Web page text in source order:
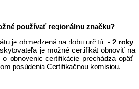
používať regionálnu značku?
je obmedzená na dobu určitú - 2 roky.
je možné certifikát obnoviť na
obnovenie certifikácie prechádza opäť
posúdenia Certifikačnou komisiou.